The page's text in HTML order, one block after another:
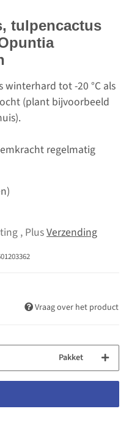
tulpencactus
winterhard tot -20 °C als
(plant bijvoorbeeld
regelmatig
, PlusVerzending
Vraag over het product
Pakket